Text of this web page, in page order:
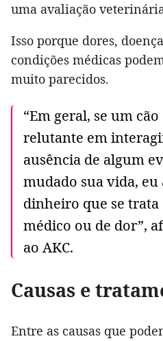
uma avaliação
Isso porque dores,
condições médicas
muito parecidos.
“Em geral, se um
relutante em
ausência de algum
mudado sua vida,
dinheiro que se
médico ou de dor”,
ao AKC.
Causas e
Entre as causas que